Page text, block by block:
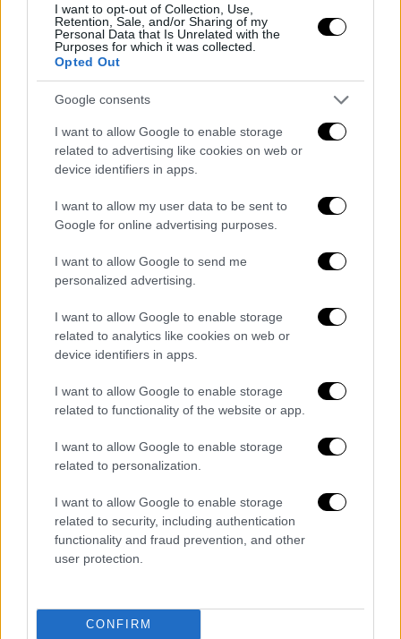
I want to opt-out of Collection, Use,
Retention, Sale, and/or Sharing of my
Personal Data that Is Unrelated with the
Purposes for which it was collected.
Opted Out
Google consents
I want to allow Google to enable storage
related to advertising like cookies on web or
device identifiers in apps.
I want to allow my user data to be sent to
Google for online advertising purposes.
I want to allow Google to send me
personalized advertising.
I want to allow Google to enable storage
related to analytics like cookies on web or
device identifiers in apps.
I want to allow Google to enable storage
related to functionality of the website or app.
I want to allow Google to enable storage
related to personalization.
I want to allow Google to enable storage
related to security, including authentication
functionality and fraud prevention, and other
user protection.
CONFIRM
ARTICOLI CORRELATI ALTRO DALL'AUTORE
Allerta meteo gialla per temporali
improvvisi e intensi sulla Campania
Caldo record, alla Stazione di Napoli e
al mercato di Afragola 48 gradi
Maturità: è boom di diplomati con lode,
sono 14.123